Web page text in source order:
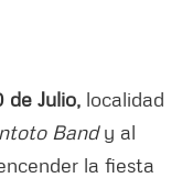
de Julio, localidad
Bandy al
la fiesta